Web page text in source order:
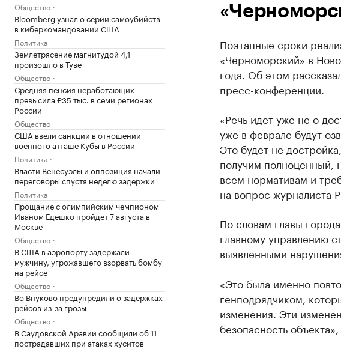
Общество
Bloomberg узнал о серии самоубийств
в киберкомандовании США
Политика
Землетрясение магнитудой 4,1
произошло в Туве
Общество
Средняя пенсия неработающих
превысила ₽35 тыс. в семи регионах
России
Общество
США ввели санкции в отношении
военного атташе Кубы в России
Политика
Власти Венесуэлы и оппозиция начали
переговоры спустя неделю задержки
Политика
Прощание с олимпийским чемпионом
Иваном Едешко пройдет 7 августа в
Москве
Общество
В США в аэропорту задержали
мужчину, угрожавшего взорвать бомбу
на рейсе
Общество
Во Внуково предупредили о задержках
рейсов из-за грозы
Общество
В Саудовской Аравии сообщили об 11
пострадавших при атаках хуситов
Поэтапные сроки
«Черноморский» в
года. Об этом
пресс-конференции.
«Речь идет уже не о
уже в феврале будут
Это будет не
получим полноценный,
всем нормативам и
на вопрос журналиста
По словам главы
главному управлению
выявленными
«Это была именно
генподрядчиком,
изменения. Эти
безопасность